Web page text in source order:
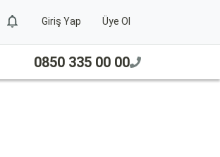
Giriş Yap Üye Ol
0850 335 00 00